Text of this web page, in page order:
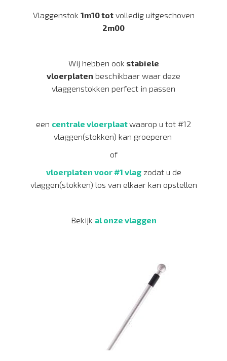
Vlaggenstok 1m10 totvolledig uitgeschoven
2m00
Wij hebben ook stabiele
vloerplaten beschikbaar waar deze
vlaggenstokken perfect in passen
een centrale vloerplaatwaarop u tot #12
vlaggen(stokken) kan groeperen
of
vloerplaten voor #1 vlagzodat u de
vlaggen(stokken) los van elkaar kan opstellen
Bekijk al onze vlaggen